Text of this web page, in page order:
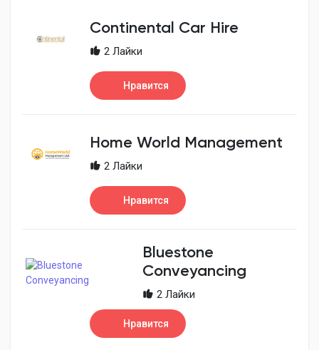
Continental Car Hire
2 Лайки
Нравится
Home World Management
2 Лайки
Нравится
Bluestone
Conveyancing
2 Лайки
Нравится